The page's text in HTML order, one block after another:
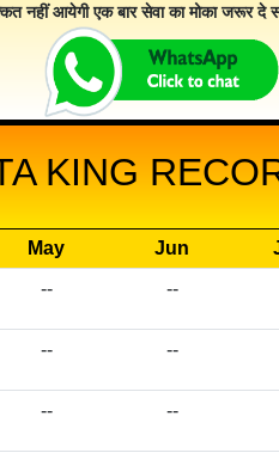
नहीं आयेगी एक बार सेवा का मोका जरूर दे
KING
May Jun
-- --
-- --
-- --